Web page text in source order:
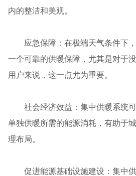
内的整洁和美观。
应急保障：在极端天气条件下，
一个可靠的供暖保障，尤其是对于
用户来说，这一点尤为重要。
社会经济效益：集中供暖系统可
单独供暖所需的能源消耗，有助于
理布局。
促进能源基础设施建设：集中供